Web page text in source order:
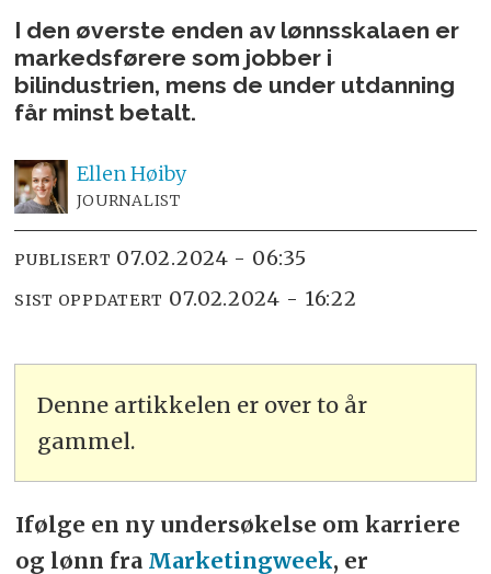
I den øverste enden av lønnsskalaen er
markedsførere som jobber i
bilindustrien, mens de under utdanning
får minst betalt.
EllenHøiby
JOURNALIST
PUBLISERT 07.02.2024 - 06:35
SIST OPPDATERT 07.02.2024 - 16:22
Denne artikkelen er over to år
gammel.
Ifølge en ny undersøkelse om karriere
og lønn fra Marketingweek, er